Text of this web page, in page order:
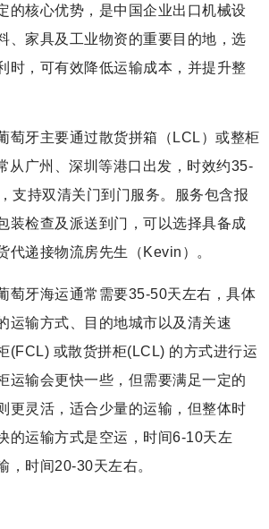
的核心优势，是中国企业出口机械设
、家具及工业物资的重要目的地，选
时，可有效降低运输成本，并提升整
萄牙主要通过散货拼箱（LCL）或整柜
从广州、深圳等港口出发，时效约35-
支持双清关门到门服务。服务包含报
装检查及派送到门，可以选择具备成
代递接物流房先生（Kevin）。
萄牙海运通常需要35-50天左右，具体
运输方式、目的地城市以及清关速
(FCL) 或散货拼柜(LCL) 的方式进行运
运输会更快一些，但需要满足一定的
更灵活，适合少量的运输，但整体时
的运输方式是空运，时间6-10天左
，时间20-30天左右。